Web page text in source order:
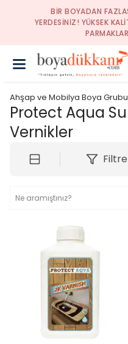
BIR BOYADAN
YERDESINIZ! YÜKSEK
Ahşap ve Mobilya Boya Grubu
Protect Aqua Su
Vernikler